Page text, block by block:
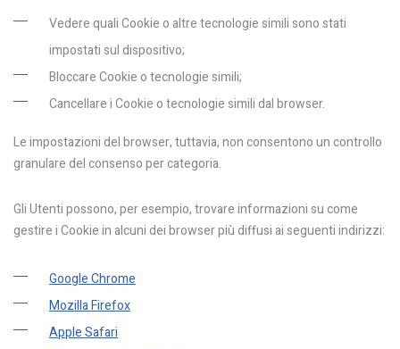
Vedere quali Cookie o altre tecnologie simili sono stati
impostati sul dispositivo;
Bloccare Cookie o tecnologie simili;
Cancellare i Cookie o tecnologie simili dal browser.
Le impostazioni del browser, tuttavia, non consentono un controllo
granulare del consenso per categoria.
Gli Utenti possono, per esempio, trovare informazioni su come
gestire i Cookie in alcuni dei browser più diffusi ai seguenti indirizzi:
Google Chrome
Mozilla Firefox
Apple Safari